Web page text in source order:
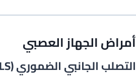
أمراض الجهاز العصبي
التصلب الجانبي الضموري (ALS)